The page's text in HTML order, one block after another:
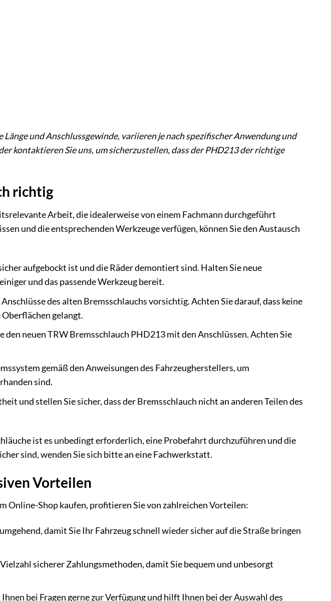
und Anschlussgewinde, variieren je nach spezifischer Anwendung und
kontaktieren Sie uns, um sicherzustellen, dass der PHD213 der richtige
richtig
Arbeit, die idealerweise von einem Fachmann durchgeführt
und die entsprechenden Werkzeuge verfügen, können Sie den Austausch
aufgebockt ist und die Räder demontiert sind. Halten Sie neue
und das passende Werkzeug bereit.
Anschlüsse des alten Bremsschlauchs vorsichtig. Achten Sie darauf, dass keine
gelangt.
den neuen TRW Bremsschlauch PHD213 mit den Anschlüssen. Achten Sie
gemäß den Anweisungen des Fahrzeugherstellers, um
sind.
und stellen Sie sicher, dass der Bremsschlauch nicht an anderen Teilen des
ist es unbedingt erforderlich, eine Probefahrt durchzuführen und die
sind, wenden Sie sich bitte an eine Fachwerkstatt.
Vorteilen
Online-Shop kaufen, profitieren Sie von zahlreichen Vorteilen:
damit Sie Ihr Fahrzeug schnell wieder sicher auf die Straße bringen
sicherer Zahlungsmethoden, damit Sie bequem und unbesorgt
bei Fragen gerne zur Verfügung und hilft Ihnen bei der Auswahl des